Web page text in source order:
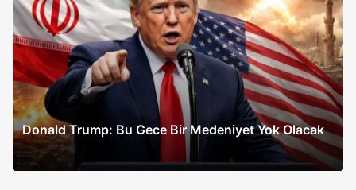
Donald Trump: Bu Gece Bir Medeniyet Yok Olacak